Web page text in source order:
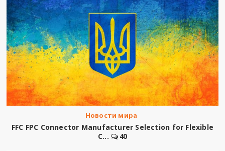
Новости мира
FFC FPC Connector Manufacturer Selection for Flexible
C...
40